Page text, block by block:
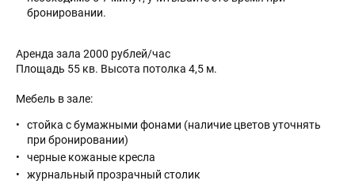
бронировании.
Аренда зала 2000 рублей/час
Площадь 55 кв. Высота потолка 4,5 м.
Мебель в зале:
стойка с бумажными фонами (наличие цветов уточнять
при бронировании)
черные кожаные кресла
журнальный прозрачный столик